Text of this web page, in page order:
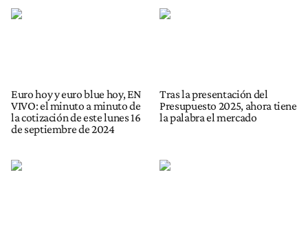
Euro hoy y euro blue hoy, EN
VIVO: el minuto a minuto de
la cotización de este lunes 16
de septiembre de 2024
Tras la presentación del
Presupuesto 2025, ahora tiene
la palabra el mercado